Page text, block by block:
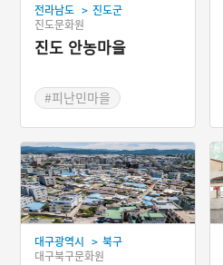
전라남도 > 진도군
진도문화원
진도 안농마을
#피난민마을
대구광역시 > 북구
대구북구문화원